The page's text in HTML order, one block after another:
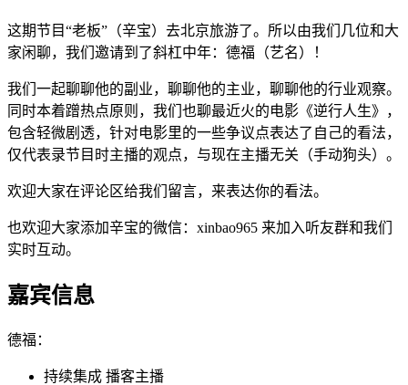
这期节目“老板”（辛宝）去北京旅游了。所以由我们几位和大
家闲聊，我们邀请到了斜杠中年：德福（艺名）！
我们一起聊聊他的副业，聊聊他的主业，聊聊他的行业观察。
同时本着蹭热点原则，我们也聊最近火的电影《逆行人生》，
包含轻微剧透，针对电影里的一些争议点表达了自己的看法，
仅代表录节目时主播的观点，与现在主播无关（手动狗头）。
欢迎大家在评论区给我们留言，来表达你的看法。
也欢迎大家添加辛宝的微信：xinbao965 来加入听友群和我们
实时互动。
嘉宾信息
德福：
持续集成 播客主播